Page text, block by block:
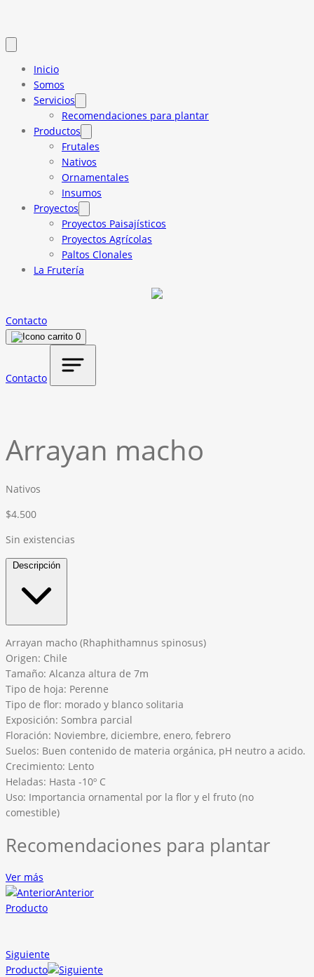
Inicio
Somos
Servicios
Recomendaciones para plantar
Productos
Frutales
Nativos
Ornamentales
Insumos
Proyectos
Proyectos Paisajísticos
Proyectos Agrícolas
Paltos Clonales
La Frutería
Contacto
0
Contacto
Arrayan macho
Nativos
$4.500
Sin existencias
Descripción
Arrayan macho (Rhaphithamnus spinosus)
Origen: Chile
Tamaño: Alcanza altura de 7m
Tipo de hoja: Perenne
Tipo de flor: morado y blanco solitaria
Exposición: Sombra parcial
Floración: Noviembre, diciembre, enero, febrero
Suelos: Buen contenido de materia orgánica, pH neutro a acido.
Crecimiento: Lento
Heladas: Hasta -10º C
Uso: Importancia ornamental por la flor y el fruto (no
comestible)
Recomendaciones para plantar
Ver más
Anterior
Producto
Siguiente
Producto